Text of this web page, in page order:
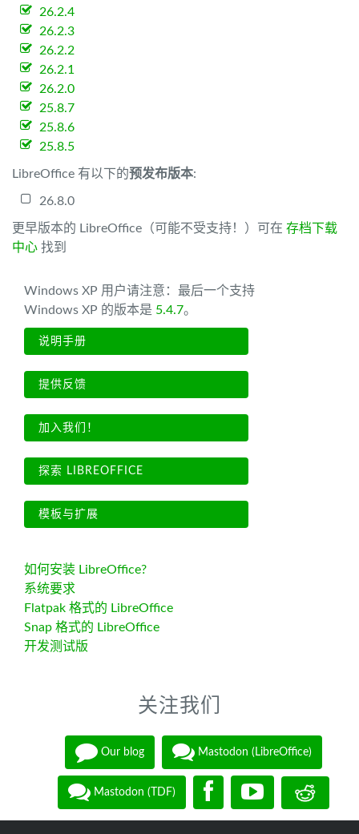
26.2.4
26.2.3
26.2.2
26.2.1
26.2.0
25.8.7
25.8.6
25.8.5
LibreOffice 有以下的预发布版本:
26.8.0
更早版本的 LibreOffice（可能不受支持！）可在 存档下载
中心 找到
Windows XP 用户请注意：最后一个支持
Windows XP 的版本是 5.4.7。
说明手册
提供反馈
加入我们！
探索 LIBREOFFICE
模板与扩展
如何安装 LibreOffice?
系统要求
Flatpak 格式的 LibreOffice
Snap 格式的 LibreOffice
开发测试版
关注我们
Our blog Mastodon (LibreOffice)
Mastodon (TDF)